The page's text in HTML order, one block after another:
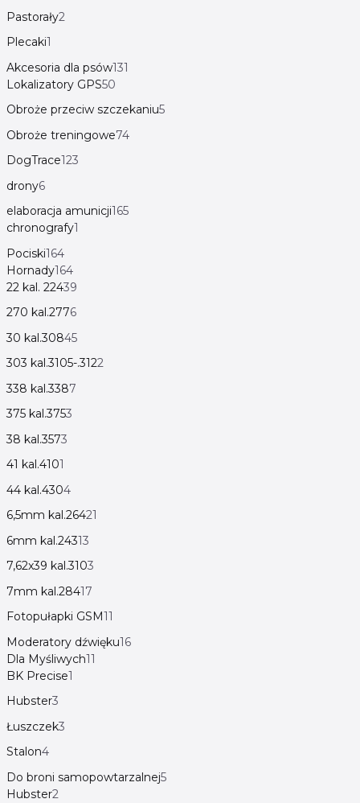
Pastorały2
Plecaki1
Akcesoria dla psów131
Lokalizatory GPS50
Obroże przeciw szczekaniu5
Obroże treningowe74
DogTrace123
drony6
elaboracja amunicji165
chronografy1
Pociski164
Hornady164
22 kal. 22439
270 kal.2776
30 kal.30845
303 kal.3105-.3122
338 kal.3387
375 kal.3753
38 kal.3573
41 kal.4101
44 kal.4304
6,5mm kal.26421
6mm kal.24313
7,62x39 kal.3103
7mm kal.28417
Fotopułapki GSM11
Moderatory dźwięku16
Dla Myśliwych11
BK Precise1
Hubster3
Łuszczek3
Stalon4
Do broni samopowtarzalnej5
Hubster2